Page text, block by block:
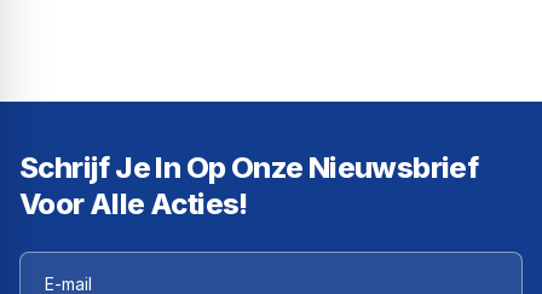
Schrijf Je In Op Onze Nieuwsbrief
Voor Alle Acties!